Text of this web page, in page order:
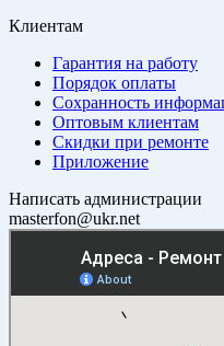
Клиентам
Гарантия на работу
Порядок оплаты
Сохранность
Оптовым клиентам
Скидки при ремонте
Приложение
Написать администрации
masterfon@ukr.net